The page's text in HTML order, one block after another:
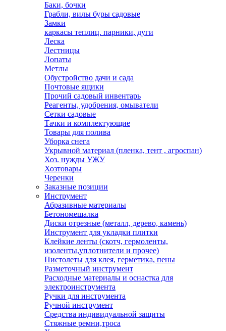
Баки, бочки
Грабли, вилы буры садовые
Замки
каркасы теплиц. парники, дуги
Леска
Лестницы
Лопаты
Метлы
Обустройство дачи и сада
Почтовые ящики
Прочий садовый инвентарь
Реагенты, удобрения, омыватели
Сетки садовые
Тачки и комплектующие
Товары для полива
Уборка снега
Укрывной материал (пленка, тент , агроспан)
Хоз. нужды УЖУ
Хозтовары
Черенки
Заказные позиции
Инструмент
Абразивные материалы
Бетономешалка
Диски отрезные (металл, дерево, камень)
Инструмент для укладки плитки
Клейкие ленты (скотч, гермоленты,
изоленты,уплотнители и прочее)
Пистолеты для клея, герметика, пены
Разметочный инструмент
Расходные материалы и оснастка для
электроинструмента
Ручки для инструмента
Ручной инструмент
Средства индивидуальной защиты
Стяжные ремни,троса